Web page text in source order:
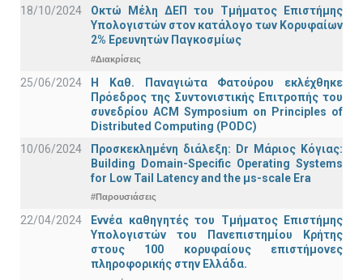
18/10/2024
Οκτώ Μέλη ΔΕΠ του Τμήματος Επιστήμης
Υπολογιστών στον κατάλογο των Κορυφαίων
2% Ερευνητών Παγκοσμίως
#Διακρίσεις
25/06/2024
Η Καθ. Παναγιώτα Φατούρου εκλέχθηκε
Πρόεδρος της Συντονιστικής Επιτροπής του
συνεδρίου ACM Symposium on Principles of
Distributed Computing (PODC)
10/06/2024
Προσκεκλημένη διάλεξη: Dr Μάριος Κόγιας:
Building Domain-Specific Operating Systems
for Low Tail Latency and the μs-scale Era
#Παρουσιάσεις
22/04/2024
Εννέα καθηγητές του Τμήματος Επιστήμης
Υπολογιστών του Πανεπιστημίου Κρήτης
στους 100 κορυφαίους επιστήμονες
πληροφορικής στην Ελλάδα.